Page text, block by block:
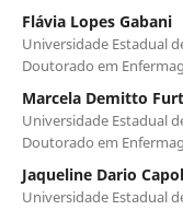
Flávia Lopes Gabani
Universidade Estadual
Doutorado em
Marcela Demitto
Universidade Estadual
Doutorado em
Jaqueline Dario
Universidade Estadual